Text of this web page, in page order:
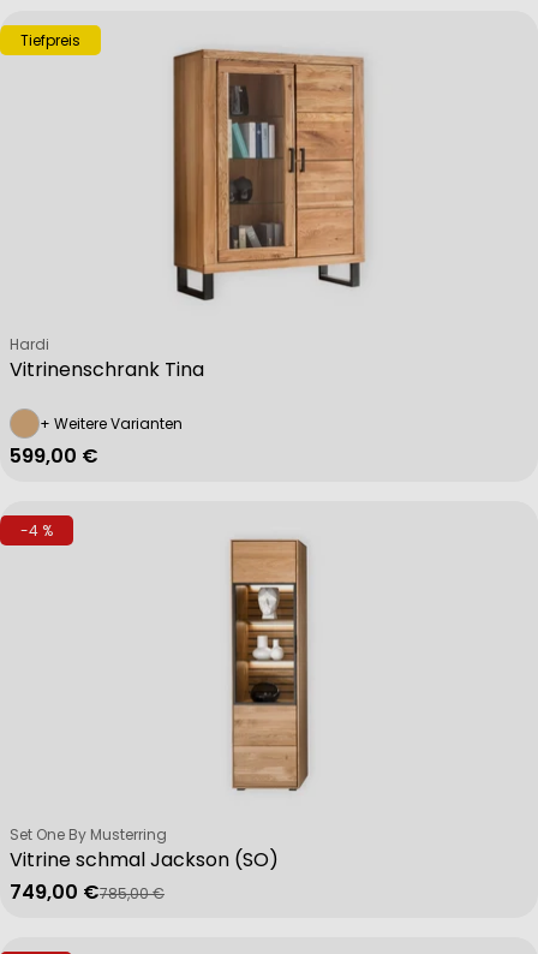
Tiefpreis
Vitrinenschrank Tina
Verkäufer:
Hardi
+ Weitere Varianten
Regulärer Preis
599,00 €
-4 %
Vitrine schmal Jackson (SO)
Verkäufer:
Set One By Musterring
Verkaufspreis
749,00 €
Regulärer Preis
785,00 €